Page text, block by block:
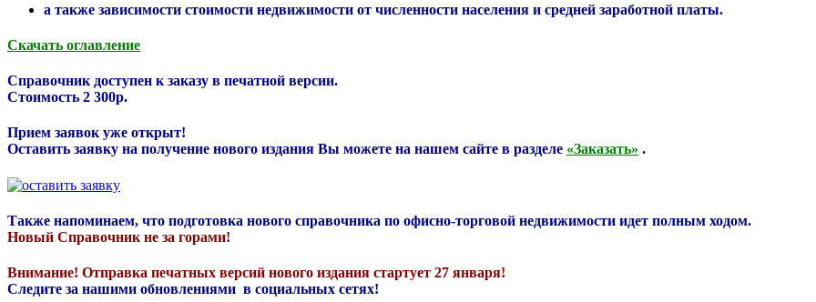
а также зависимости стоимости недвижимости от численности населения и средней заработной платы.
Скачать оглавление
Справочник доступен к заказу в печатной версии.
Стоимость 2 300р.
Прием заявок уже открыт!
Оставить заявку на получение нового издания Вы можете на нашем сайте в разделе «Заказать» .
Также напоминаем, что подготовка нового справочника по офисно-торговой недвижимости идет полным ходом.
Новый Справочник не за горами!
Внимание! Отправка печатных версий нового издания стартует 27 января!
Следите за нашими обновлениями в социальных сетях!